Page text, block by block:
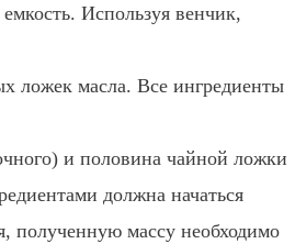
Используя венчик,
ложек масла. Все ингредиенты
и половина чайной ложки
должна начаться
полученную массу необходимо